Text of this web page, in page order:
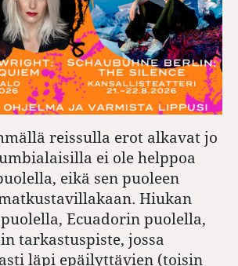
reissulla erot alkavat jo
ei ole helppoa
eikä sen puoleen
Hiukan
Ecuadorin puolella,
tarkastuspiste, jossa
läpi epäilyttävien (toisin